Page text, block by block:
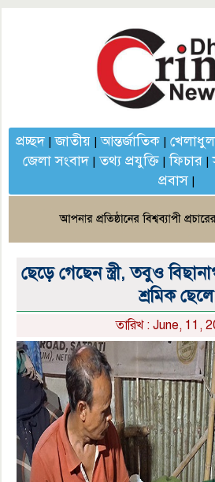
প্রচ্ছদ|জাতীয়|আন্তর্জাতিক|
জেলা সংবাদ|তথ্য প্রযুক্তি |ফিচার |
প্রবাস|
ছেড়ে গেছেন স্ত্রী, তবুও
শ্রমিক ছেলে
তারিখ : June, 11,